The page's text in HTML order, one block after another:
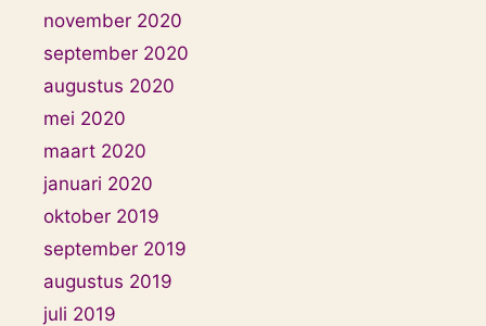
november 2020
september 2020
augustus 2020
mei 2020
maart 2020
januari 2020
oktober 2019
september 2019
augustus 2019
juli 2019